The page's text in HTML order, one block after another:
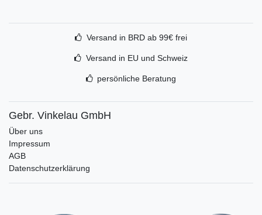
Versand in BRD ab 99€ frei
Versand in EU und Schweiz
persönliche Beratung
Gebr. Vinkelau GmbH
Über uns
Impressum
AGB
Datenschutzerklärung